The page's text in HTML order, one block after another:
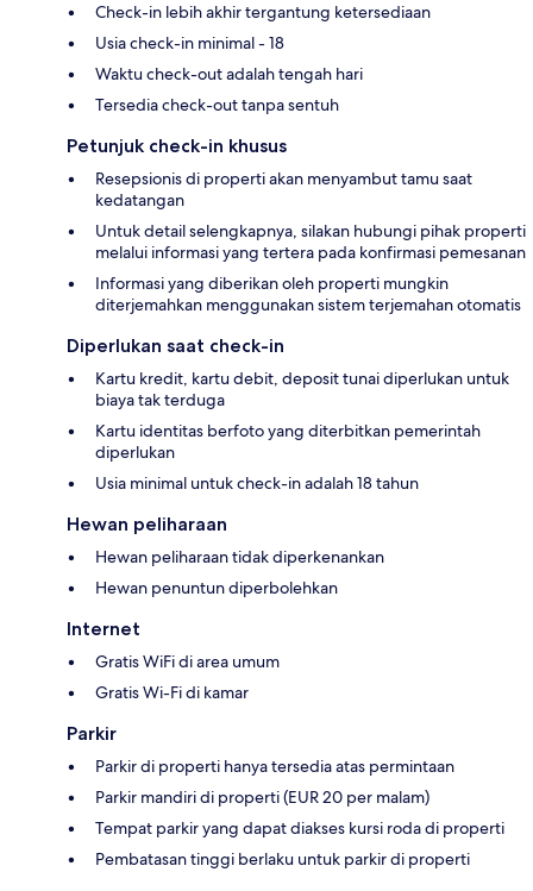
Check-in lebih akhir tergantung ketersediaan
Usia check-in minimal - 18
Waktu check-out adalah tengah hari
Tersedia check-out tanpa sentuh
Petunjuk check-in khusus
Resepsionis di properti akan menyambut tamu saat
kedatangan
Untuk detail selengkapnya, silakan hubungi pihak properti
melalui informasi yang tertera pada konfirmasi pemesanan
Informasi yang diberikan oleh properti mungkin
diterjemahkan menggunakan sistem terjemahan otomatis
Diperlukan saat check-in
Kartu kredit, kartu debit, deposit tunai diperlukan untuk
biaya tak terduga
Kartu identitas berfoto yang diterbitkan pemerintah
diperlukan
Usia minimal untuk check-in adalah 18 tahun
Hewan peliharaan
Hewan peliharaan tidak diperkenankan
Hewan penuntun diperbolehkan
Internet
Gratis WiFi di area umum
Gratis Wi-Fi di kamar
Parkir
Parkir di properti hanya tersedia atas permintaan
Parkir mandiri di properti (EUR 20 per malam)
Tempat parkir yang dapat diakses kursi roda di properti
Pembatasan tinggi berlaku untuk parkir di properti